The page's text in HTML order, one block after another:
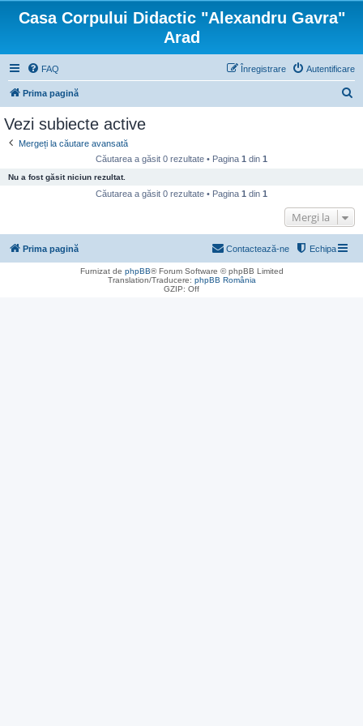
Casa Corpului Didactic "Alexandru Gavra"
Arad
FAQ Autentificare
Înregistrare
Prima pagină
e
Vezi subiecte active
Mergeți la căutare avansată
Căutarea a găsit 0 rezultate • Pagina 1 din 1
Nu a fost găsit niciun rezultat.
Căutarea a găsit 0 rezultate • Pagina 1 din 1
Mergi la
Prima pagină Echipa
Contactează-ne
Furnizat de phpBB® Forum Software © phpBB Limited
Translation/Traducere: phpBB România
GZIP: Off